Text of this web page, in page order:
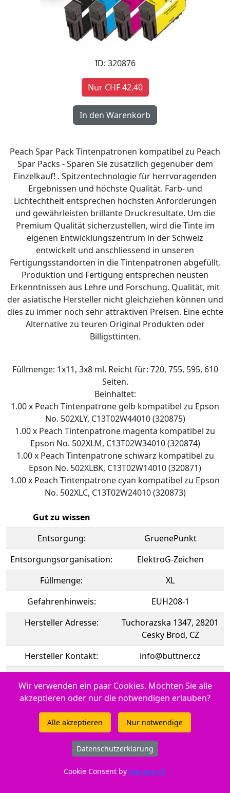
ID: 320876
Nur CHF 42,40
Peach Spar Pack Tintenpatronen kompatibel zu Peach
Spar Packs - Sparen Sie zusätzlich gegenüber dem
Einzelkauf! . Spitzentechnologie für herrvoragenden
Ergebnissen und höchste Qualität. Farb- und
Lichtechtheit entsprechen höchsten Anforderungen
und gewährleisten brillante Druckresultate. Um die
Premium Qualität sicherzustellen, wird die Tinte im
eigenen Entwicklungszentrum in der Schweiz
entwickelt und anschliessend in unseren
Fertigungsstandorten in die Tintenpatronen abgefüllt.
Produktion und Fertigung entsprechen neusten
Erkenntnissen aus Lehre und Forschung. Qualität, mit
der asiatische Hersteller nicht gleichziehen können und
dies zu immer noch sehr attraktiven Preisen. Eine echte
Alternative zu teuren Original Produkten oder
Billigsttinten.
Füllmenge: 1x11, 3x8 ml. Reicht für: 720, 755, 595, 610
Seiten.
Beinhaltet:
1.00 x Peach Tintenpatrone gelb kompatibel zu Epson
No. 502XLY, C13T02W44010 (320875)
1.00 x Peach Tintenpatrone magenta kompatibel zu
Epson No. 502XLM, C13T02W34010 (320874)
1.00 x Peach Tintenpatrone schwarz kompatibel zu
Epson No. 502XLBK, C13T02W14010 (320871)
1.00 x Peach Tintenpatrone cyan kompatibel zu Epson
No. 502XLC, C13T02W24010 (320873)
Gut zu wissen
Entsorgung:
GruenePunkt
Entsorgungsorganisation:
ElektroG-Zeichen
Füllmenge:
XL
Gefahrenhinweis:
EUH208-1
Hersteller Adresse:
Tuchorazska 1347, 28201
Cesky Brod, CZ
Hersteller Kontakt:
info@buttner.cz
Tintenfüllstandsanzeige:
Ja
CE:
CE-Zeichen
Momentan nicht an Lager. Frühestens ab 06.08.2026
lieferbar
Wir verwenden ein paar Cookies. Möchten Sie alle
akzeptieren oder nur die notwendigen erlauben?
Alle akzeptieren Nur notwendige
Datenschutzerklärung
Cookie Consent by top-app.ch